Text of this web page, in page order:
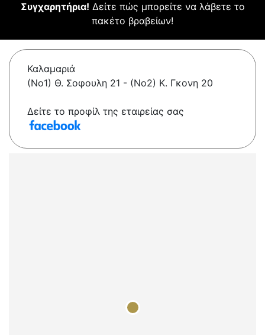
Συγχαρητήρια! Δείτε πώς μπορείτε να λάβετε το
πακέτο βραβείων!
Καλαμαριά
(Νο1) Θ. Σοφουλη 21 - (Νο2) Κ. Γκονη 20
Δείτε το προφίλ της εταιρείας σας